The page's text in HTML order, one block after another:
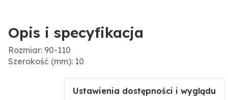
Opis i specyfikacja
Rozmiar: 90-110
Szerokość (mm): 10
Ustawienia dostępności i wyglądu